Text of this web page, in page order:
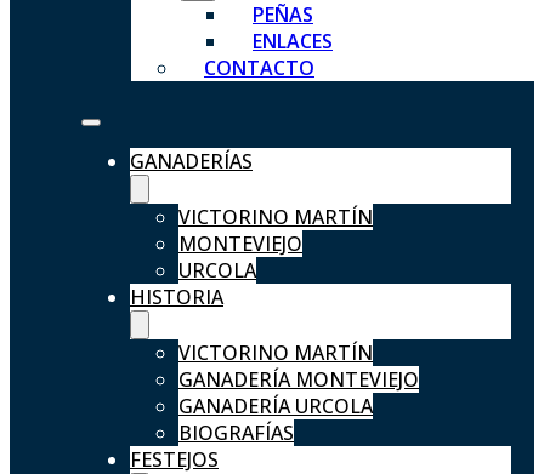
PEÑAS
ENLACES
CONTACTO
GANADERÍAS
VICTORINO MARTÍN
MONTEVIEJO
URCOLA
HISTORIA
VICTORINO MARTÍN
GANADERÍA MONTEVIEJO
GANADERÍA URCOLA
BIOGRAFÍAS
FESTEJOS